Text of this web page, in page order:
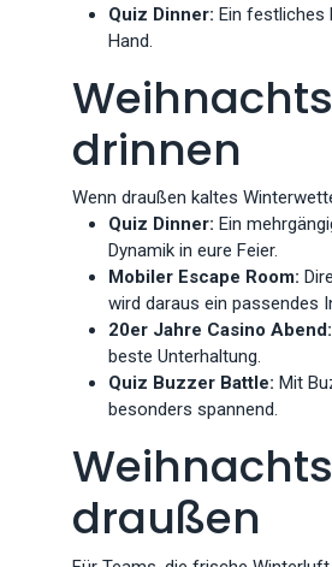
Quiz Dinner: Ein festliches
Hand.
drinnen
Wenn draußen kaltes
Quiz Dinner: Ein
Dynamik in eure Feier.
Mobiler Escape Room:
wird daraus ein passendes
20er Jahre Casino Abend:
beste Unterhaltung.
Quiz Buzzer Battle: Mit
besonders spannend.
draußen